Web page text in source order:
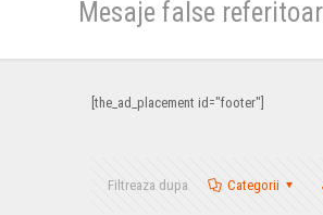
Mesaje false
[the_ad_placement id="footer"]
Filtreaza dupa Categorii